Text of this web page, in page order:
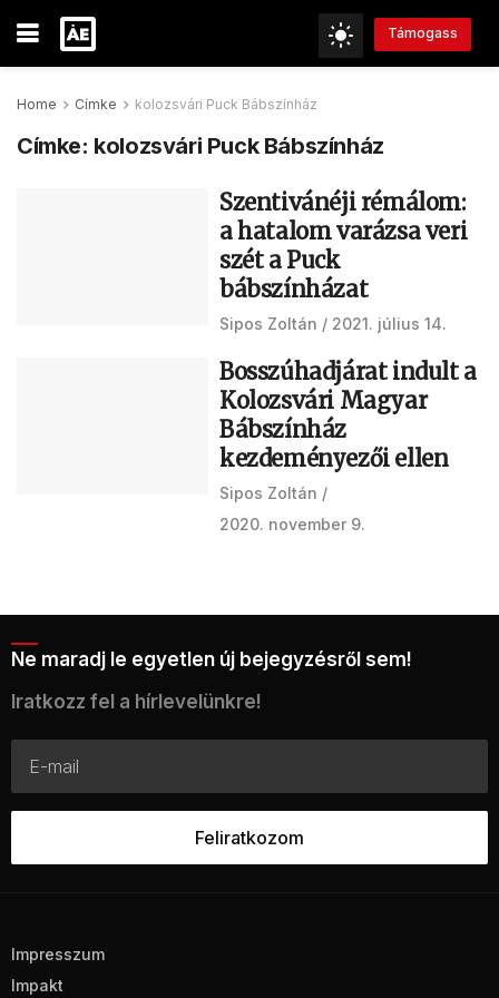
Támogass
Home Címke kolozsvári Puck Bábszínház
Címke: kolozsvári Puck Bábszínház
Szentivánéji rémálom:
a hatalom varázsa veri
szét a Puck
bábszínházat
Sipos Zoltán 2021. július 14.
Bosszúhadjárat indult a
Kolozsvári Magyar
Bábszínház
kezdeményezői ellen
Sipos Zoltán
2020. november 9.
Ne maradj le egyetlen új bejegyzésről sem!
Iratkozz fel a hírlevelünkre!
Impresszum
Impakt